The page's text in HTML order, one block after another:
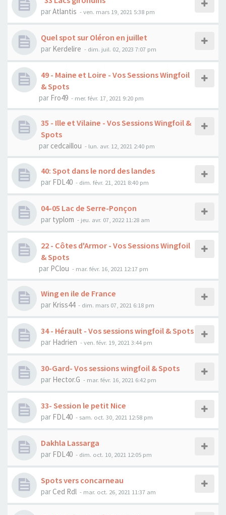
parAtlantis -ven. mars 19, 2021 5:38 pm
Quel spot sur Oléron en juillet
par Kerdelire - dim. juil. 02, 2023 7:07 pm
49 - Maine et Loire - Vos Sessions Wingfoil
& Spots
par Fro49 - mer. févr. 17, 2021 9:20 pm
35 - Ille et Vilaine - Vos Sessions Wingfoil &
Spots
par cedcaillou - lun. avr. 12, 2021 2:40 pm
40: Spot dans le nord des landes
par FDL40 - dim. févr. 21, 2021 8:40 pm
04-05 Lac de Serre-Ponçon
par typlom - jeu. avr. 07, 2022 11:28 am
22 - Côtes d'Armor - Vos Sessions Wingfoil
& Spots
par PClou - mar. févr. 16, 2021 12:17 pm
Wing en ile de France
par Kriss44 - dim. mars 07, 2021 6:18 pm
34 - Hérault - Vos sessions wingfoil & Spots
par Hadrien -ven. févr. 19, 2021 3:44 pm
30-Gard- Vos sessions wingfoil & Spots
par Hector.G - mar. févr. 16, 2021 6:42 pm
33- Session le petit Nice
par FDL40 - sam. oct. 30, 2021 12:58 pm
Dakhla Lassarga
par FDL40 - dim. oct. 10, 2021 12:05 pm
Spots vers concarneau
parCed Rdl - mar. oct. 26, 2021 11:37 am